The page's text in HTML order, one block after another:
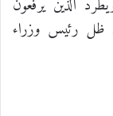
الذين يرفعون
ظل رئيس وزراء